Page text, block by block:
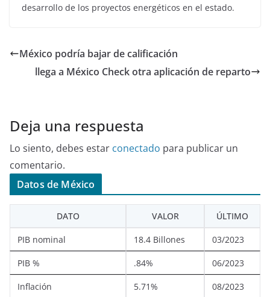
desarrollo de los proyectos energéticos en el estado.
México podría bajar de calificación
llega a México Check otra aplicación de reparto
Deja una respuesta
Lo siento, debes estar conectado para publicar un
comentario.
Datos de México
DATO VALOR ÚLTIMO
PIB nominal 18.4 Billones 03/2023
PIB % .84% 06/2023
Inflación 5.71% 08/2023